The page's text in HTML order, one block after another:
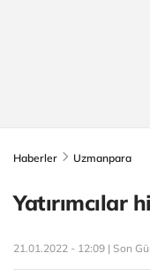
Haberler Uzmanpara
Yatırımcılar
21.01.2022 - 12:09 | Son